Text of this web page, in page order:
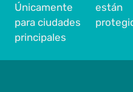
Únicamente
para ciudades
principales
están